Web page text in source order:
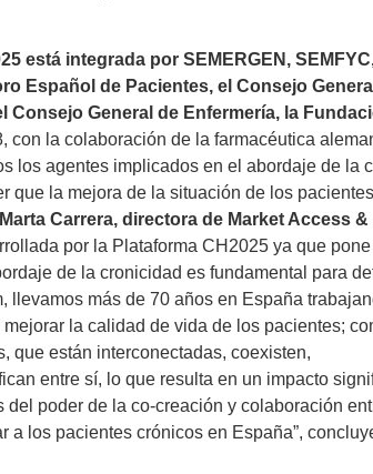
está integrada por SEMERGEN,
Español de Pacientes, el Consejo
Consejo General de Enfermería, la
con la colaboración de la farmacéutica
los agentes implicados en el abordaje de la
que la mejora de la situación de los
Marta Carrera, directora de Market Access
por la Plataforma CH2025 ya que
de la cronicidad es fundamental para
llevamos más de 70 años en España
la calidad de vida de los pacientes;
que están interconectadas, coexisten,
entre sí, lo que resulta en un impacto
del poder de la co-creación y colaboración
a los pacientes crónicos en España”,